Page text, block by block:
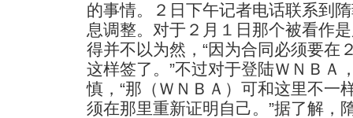
的事情。２日下午记者电话联系到
息调整。对于２月１日那个被看作
得并不以为然，“因为合同必须要在
这样签了。”不过对于登陆ＷＮＢＡ
慎，“那（ＷＮＢＡ）可和这里不一
须在那里重新证明自己。”据了解，